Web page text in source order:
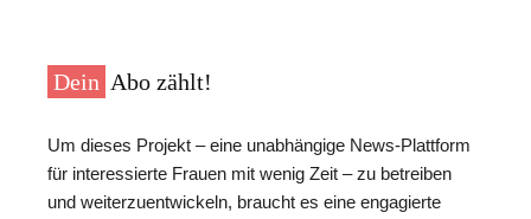
Dein Abo zählt!
Um dieses Projekt – eine unabhängige News-Plattform
für interessierte Frauen mit wenig Zeit – zu betreiben
und weiterzuentwickeln, braucht es eine engagierte